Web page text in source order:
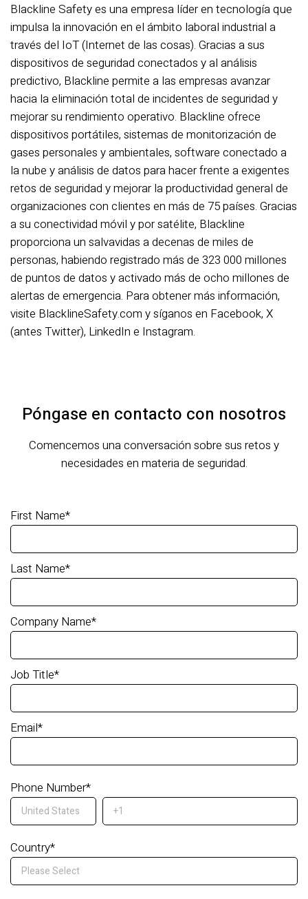
Blackline Safety es una empresa líder en tecnología que
impulsa la innovación en el ámbito laboral industrial a
través del IoT (Internet de las cosas). Gracias a sus
dispositivos de seguridad conectados y al análisis
predictivo, Blackline permite a las empresas avanzar
hacia la eliminación total de incidentes de seguridad y
mejorar su rendimiento operativo. Blackline ofrece
dispositivos portátiles, sistemas de monitorización de
gases personales y ambientales, software conectado a
la nube y análisis de datos para hacer frente a exigentes
retos de seguridad y mejorar la productividad general de
organizaciones con clientes en más de 75 países. Gracias
a su conectividad móvil y por satélite, Blackline
proporciona un salvavidas a decenas de miles de
personas, habiendo registrado más de 323 000 millones
de puntos de datos y activado más de ocho millones de
alertas de emergencia. Para obtener más información,
visite BlacklineSafety.com y síganos en Facebook, X
(antes Twitter), LinkedIn e Instagram.
Póngase en contacto con nosotros
Comencemos una conversación sobre sus retos y
necesidades en materia de seguridad.
First Name*
Last Name*
Company Name*
Job Title*
Email*
Phone Number*
Country*